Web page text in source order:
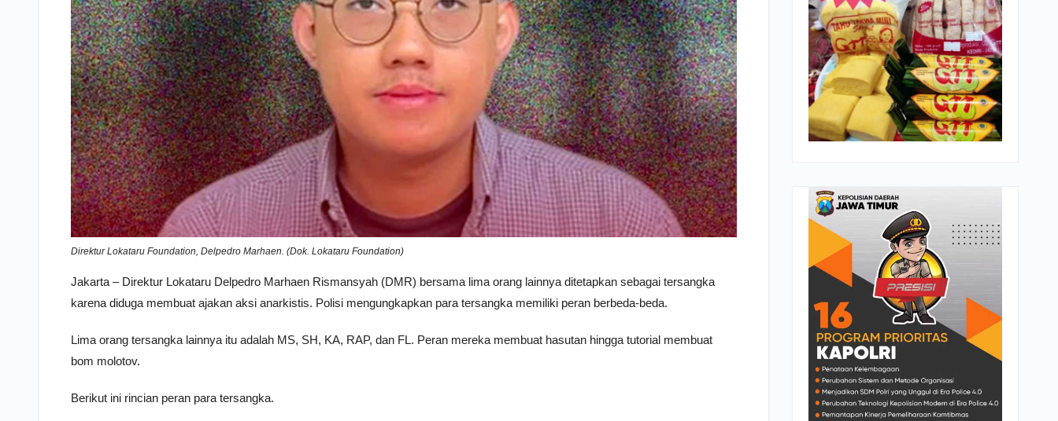
Direktur Lokataru Foundation, Delpedro Marhaen. (Dok. Lokataru Foundation)
Jakarta – Direktur Lokataru Delpedro Marhaen Rismansyah (DMR) bersama lima orang lainnya ditetapkan sebagai tersangka
karena diduga membuat ajakan aksi anarkistis. Polisi mengungkapkan para tersangka memiliki peran berbeda-beda.
Lima orang tersangka lainnya itu adalah MS, SH, KA, RAP, dan FL. Peran mereka membuat hasutan hingga tutorial membuat
bom molotov.
Berikut ini rincian peran para tersangka.